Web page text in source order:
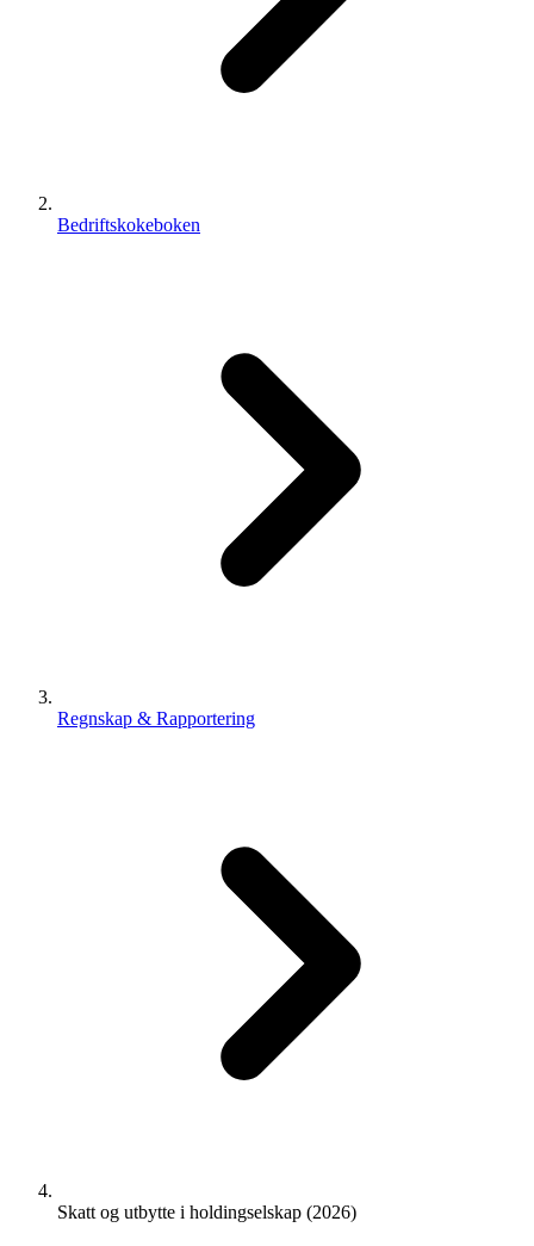
Bedriftskokeboken
Regnskap & Rapportering
Skatt og utbytte i holdingselskap (2026)